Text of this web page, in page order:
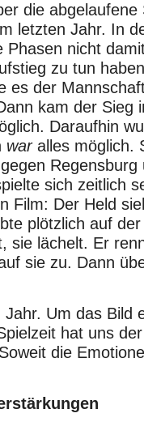
die abgelaufene
letzten Jahr. In
Phasen nicht
zu tun
es der
kam der Sieg
Daraufhin
waralles möglich.
Regensburg
sich zeitlich
Film: Der Held
plötzlich auf
sie lächelt. Er
sie zu. Dann
Um das Bild
hat uns
die